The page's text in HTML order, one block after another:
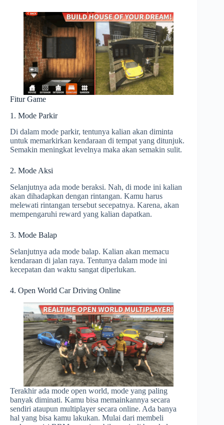
Fitur Game
1. Mode Parkir
Di dalam mode parkir, tentunya kalian akan diminta
untuk memarkirkan kendaraan di tempat yang ditunjuk.
Semakin meningkat levelnya maka akan semakin sulit.
2. Mode Aksi
Selanjutnya ada mode beraksi. Nah, di mode ini kalian
akan dihadapkan dengan rintangan. Kamu harus
melewati rintangan tersebut secepatnya. Karena, akan
mempengaruhi reward yang kalian dapatkan.
3. Mode Balap
Selanjutnya ada mode balap. Kalian akan memacu
kendaraan di jalan raya. Tentunya dalam mode ini
kecepatan dan waktu sangat diperlukan.
4. Open World Car Driving Online
Terakhir ada mode open world, mode yang paling
banyak diminati. Kamu bisa memainkannya secara
sendiri ataupun multiplayer secara online. Ada banya
hal yang bisa kamu lakukan. Mulai dari membeli